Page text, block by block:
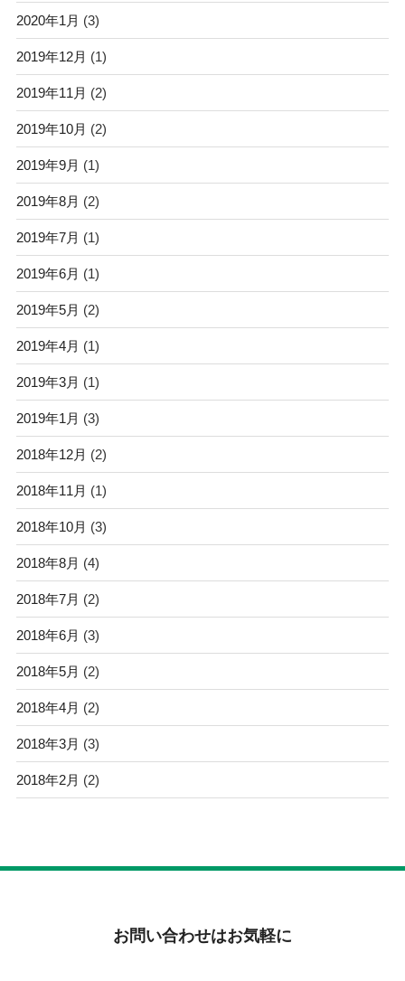
2020年1月 (3)
2019年12月 (1)
2019年11月 (2)
2019年10月 (2)
2019年9月 (1)
2019年8月 (2)
2019年7月 (1)
2019年6月 (1)
2019年5月 (2)
2019年4月 (1)
2019年3月 (1)
2019年1月 (3)
2018年12月 (2)
2018年11月 (1)
2018年10月 (3)
2018年8月 (4)
2018年7月 (2)
2018年6月 (3)
2018年5月 (2)
2018年4月 (2)
2018年3月 (3)
2018年2月 (2)
お問い合わせはお気軽に